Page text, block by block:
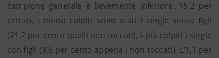
campione generale è lievemente inferiore: 15,2 per
cento). I meno colpiti sono stati i single senza figli
(21,2 per cento quelli non toccati), i più colpiti i single
con figli (8,6 per cento appena i non toccati). L’1,1 per